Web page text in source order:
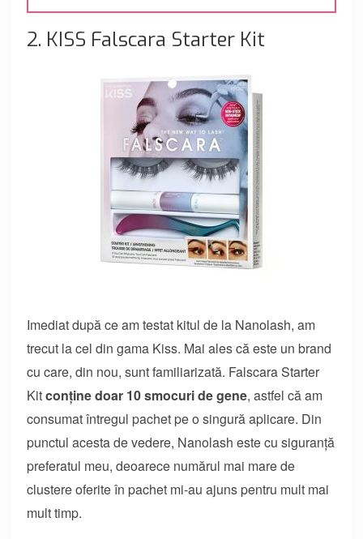
2. KISS Falscara Starter Kit
Imediat după ce am testat kitul de la Nanolash, am
trecut la cel din gama Kiss. Mai ales că este un brand
cu care, din nou, sunt familiarizată. Falscara Starter
Kitconține doar 10 smocuri de gene, astfel că am
consumat întregul pachet pe o singură aplicare. Din
punctul acesta de vedere, Nanolash este cu siguranță
preferatul meu, deoarece numărul mai mare de
clustere oferite în pachet mi-au ajuns pentru mult mai
mult timp.